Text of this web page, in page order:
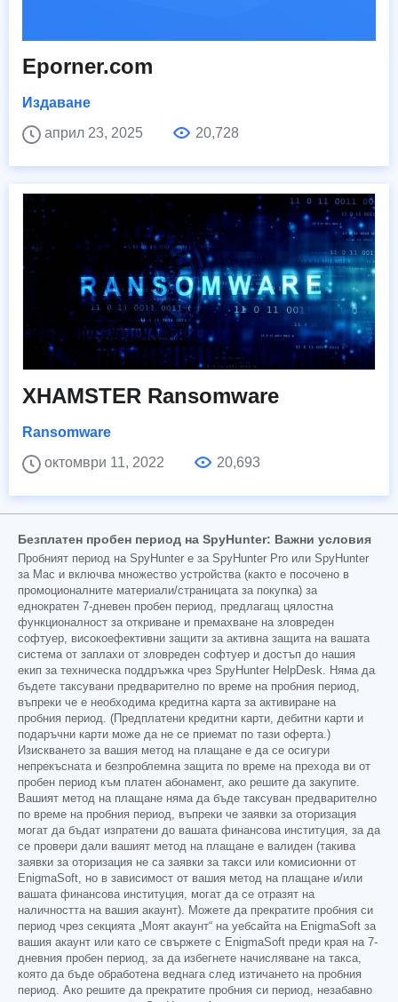
Eporner.com
Издаване
април 23, 2025
20,728
XHAMSTER Ransomware
Ransomware
октомври 11, 2022
20,693
Безплатен пробен период на SpyHunter: Важни условия
Пробният период на SpyHunter е за SpyHunter Pro или SpyHunter
за Mac и включва множество устройства (както е посочено в
промоционалните материали/страницата за покупка) за
еднократен 7-дневен пробен период, предлагащ цялостна
функционалност за откриване и премахване на зловреден
софтуер, високоефективни защити за активна защита на вашата
система от заплахи от зловреден софтуер и достъп до нашия
екип за техническа поддръжка чрез SpyHunter HelpDesk. Няма да
бъдете таксувани предварително по време на пробния период,
въпреки че е необходима кредитна карта за активиране на
пробния период. (Предплатени кредитни карти, дебитни карти и
подаръчни карти може да не се приемат по тази оферта.)
Изискването за вашия метод на плащане е да се осигури
непрекъсната и безпроблемна защита по време на прехода ви от
пробен период към платен абонамент, ако решите да закупите.
Вашият метод на плащане няма да бъде таксуван предварително
по време на пробния период, въпреки че заявки за оторизация
могат да бъдат изпратени до вашата финансова институция, за да
се провери дали вашият метод на плащане е валиден (такива
заявки за оторизация не са заявки за такси или комисионни от
EnigmaSoft, но в зависимост от вашия метод на плащане и/или
вашата финансова институция, могат да се отразят на
наличността на вашия акаунт). Можете да прекратите пробния си
период чрез секцията „Моят акаунт“ на уебсайта на EnigmaSoft за
вашия акаунт или като се свържете с EnigmaSoft преди края на 7-
дневния пробен период, за да избегнете начисляване на такса,
която да бъде обработена веднага след изтичането на пробния
период. Ако решите да прекратите пробния си период, незабавно